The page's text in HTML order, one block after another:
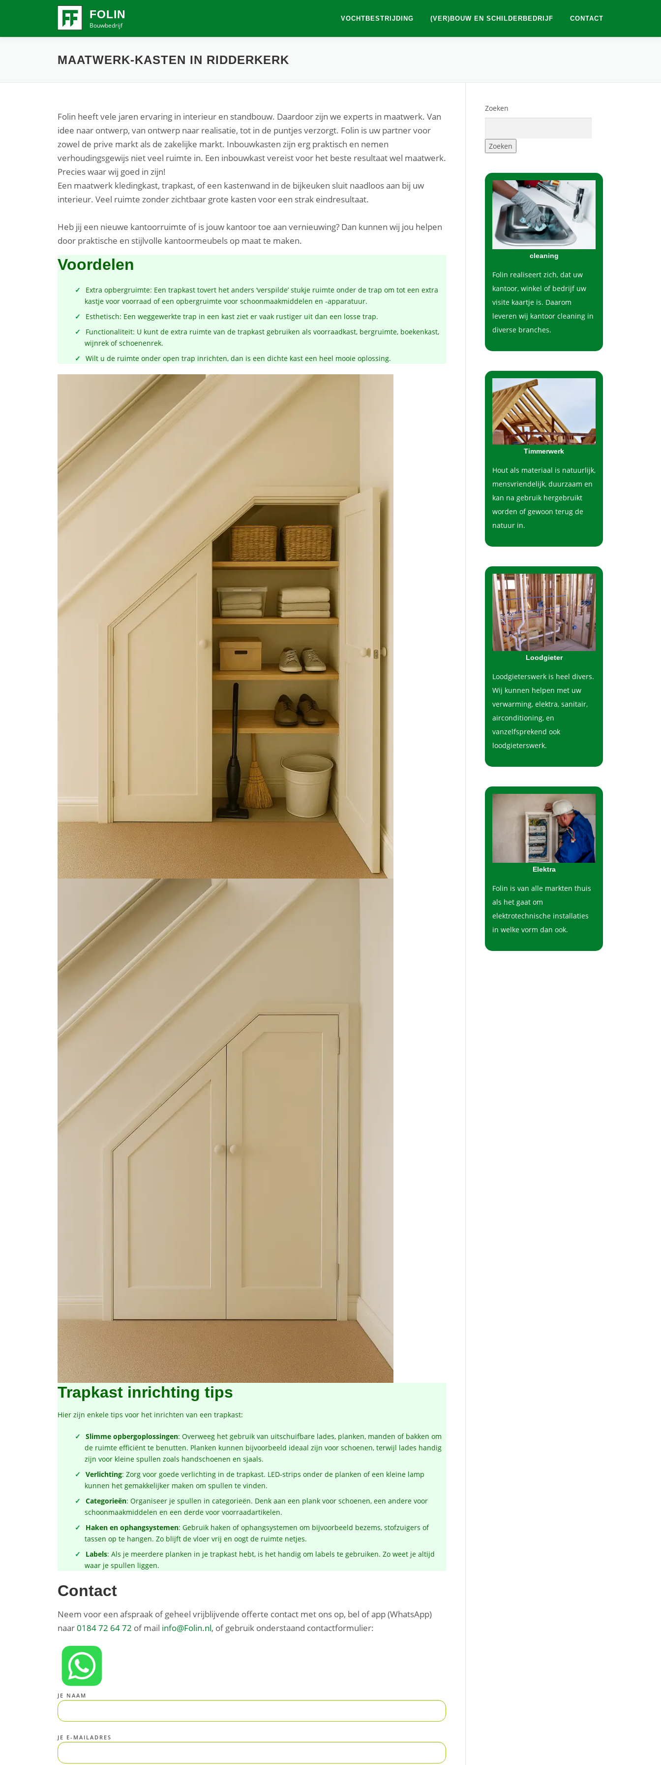
inhoud
FOLIN
Bouwbedrijf
VOCHTBESTRIJDING (VER)BOUW EN SCHILDERBEDRIJF CONTACT
MAATWERK-KASTEN IN RIDDERKERK
Folin heeft vele jaren ervaring in interieur en standbouw. Daardoor zijn we experts in maatwerk. Van
idee naar ontwerp, van ontwerp naar realisatie, tot in de puntjes verzorgt. Folin is uw partner voor
zowel de prive markt als de zakelijke markt. Inbouwkasten zijn erg praktisch en nemen
verhoudingsgewijs niet veel ruimte in. Een inbouwkast vereist voor het beste resultaat wel maatwerk.
Precies waar wij goed in zijn!
Een maatwerk kledingkast, trapkast, of een kastenwand in de bijkeuken sluit naadloos aan bij uw
interieur. Veel ruimte zonder zichtbaar grote kasten voor een strak eindresultaat.
Heb jij een nieuwe kantoorruimte of is jouw kantoor toe aan vernieuwing? Dan kunnen wij jou helpen
door praktische en stijlvolle kantoormeubels op maat te maken.
Voordelen
Extra opbergruimte: Een trapkast tovert het anders ‘verspilde’ stukje ruimte onder de trap om tot een extra
kastje voor voorraad of een opbergruimte voor schoonmaakmiddelen en -apparatuur.
Esthetisch: Een weggewerkte trap in een kast ziet er vaak rustiger uit dan een losse trap.
Functionaliteit: U kunt de extra ruimte van de trapkast gebruiken als voorraadkast, bergruimte, boekenkast,
wijnrek of schoenenrek.
Wilt u de ruimte onder open trap inrichten, dan is een dichte kast een heel mooie oplossing.
Trapkast inrichting tips
Hier zijn enkele tips voor het inrichten van een trapkast:
Slimme opbergoplossingen: Overweeg het gebruik van uitschuifbare lades, planken, manden of bakken om
de ruimte efficiënt te benutten. Planken kunnen bijvoorbeeld ideaal zijn voor schoenen, terwijl lades handig
zijn voor kleine spullen zoals handschoenen en sjaals.
Verlichting: Zorg voor goede verlichting in de trapkast. LED-strips onder de planken of een kleine lamp
kunnen het gemakkelijker maken om spullen te vinden.
Categorieën: Organiseer je spullen in categorieën. Denk aan een plank voor schoenen, een andere voor
schoonmaakmiddelen en een derde voor voorraadartikelen.
Haken en ophangsystemen: Gebruik haken of ophangsystemen om bijvoorbeeld bezems, stofzuigers of
tassen op te hangen. Zo blijft de vloer vrij en oogt de ruimte netjes.
Labels: Als je meerdere planken in je trapkast hebt, is het handig om labels te gebruiken. Zo weet je altijd
waar je spullen liggen.
Contact
Neem voor een afspraak of geheel vrijblijvende offerte contact met ons op, bel of app (WhatsApp)
naar0184 72 64 72 of mail info@Folin.nl, of gebruik onderstaand contactformulier:
JE NAAM
JE E-MAILADRES
Zoeken
Zoeken
cleaning
Folin realiseert zich, dat uw
kantoor, winkel of bedrijf uw
visite kaartje is. Daarom
leveren wij kantoor cleaning in
diverse branches.
Timmerwerk
Hout als materiaal is natuurlijk,
mensvriendelijk, duurzaam en
kan na gebruik hergebruikt
worden of gewoon terug de
natuur in.
Loodgieter
Loodgieterswerk is heel divers.
Wij kunnen helpen met uw
verwarming, elektra, sanitair,
airconditioning, en
vanzelfsprekend ook
loodgieterswerk.
Elektra
Folin is van alle markten thuis
als het gaat om
elektrotechnische installaties
in welke vorm dan ook.